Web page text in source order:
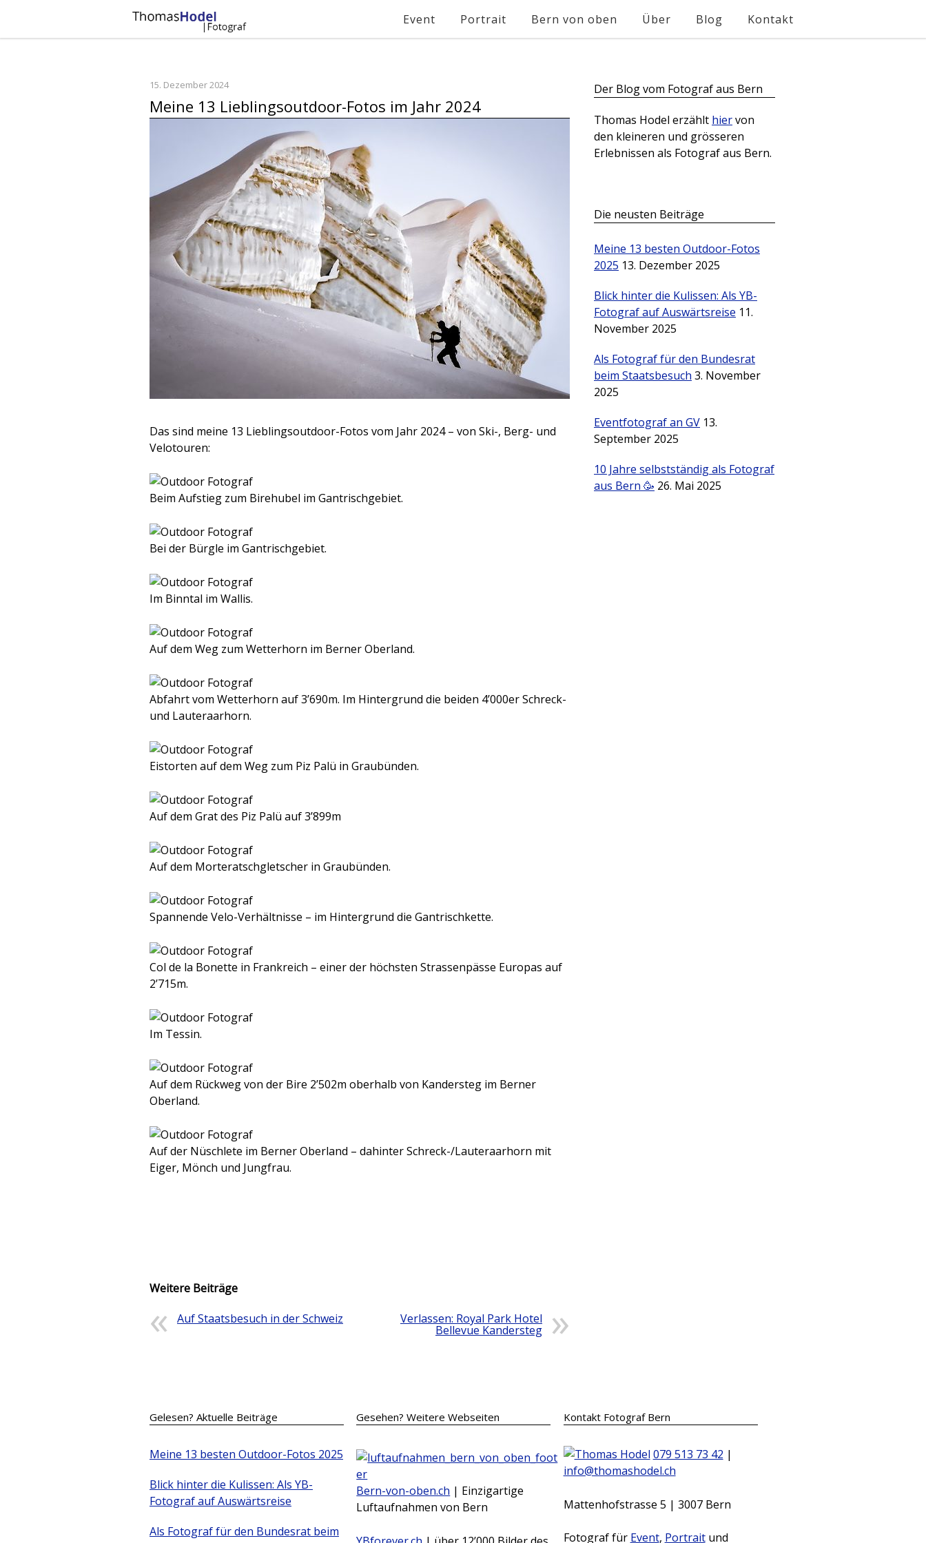
Event Portrait Bern von oben Über Blog Kontakt
15. Dezember 2024
Meine 13 Lieblingsoutdoor-Fotos im Jahr 2024
Das sind meine 13 Lieblingsoutdoor-Fotos vom Jahr 2024 – von Ski-, Berg- und
Velotouren:
Beim Aufstieg zum Birehubel im Gantrischgebiet.
Bei der Bürgle im Gantrischgebiet.
Im Binntal im Wallis.
Auf dem Weg zum Wetterhorn im Berner Oberland.
Abfahrt vom Wetterhorn auf 3’690m. Im Hintergrund die beiden 4’000er Schreck-
und Lauteraarhorn.
Eistorten auf dem Weg zum Piz Palü in Graubünden.
Auf dem Grat des Piz Palü auf 3’899m
Auf dem Morteratschgletscher in Graubünden.
Spannende Velo-Verhältnisse – im Hintergrund die Gantrischkette.
Col de la Bonette in Frankreich – einer der höchsten Strassenpässe Europas auf
2’715m.
Im Tessin.
Auf dem Rückweg von der Bire 2’502m oberhalb von Kandersteg im Berner
Oberland.
Auf der Nüschlete im Berner Oberland – dahinter Schreck-/Lauteraarhorn mit
Eiger, Mönch und Jungfrau.
Weitere Beiträge
Auf Staatsbesuch in der Schweiz
Verlassen: Royal Park Hotel
Bellevue Kandersteg
Der Blog vom Fotograf aus Bern
Thomas Hodel erzählt hiervon
den kleineren und grösseren
Erlebnissen als Fotograf aus Bern.
Die neusten Beiträge
Meine 13 besten Outdoor-Fotos
2025 13. Dezember 2025
Blick hinter die Kulissen: Als YB-
Fotograf auf Auswärtsreise 11.
November 2025
Als Fotograf für den Bundesrat
beim Staatsbesuch 3. November
2025
Eventfotograf an GV 13.
September 2025
10 Jahre selbstständig als Fotograf
aus Bern 🥳 26. Mai 2025
Gelesen? Aktuelle Beiträge
Meine 13 besten Outdoor-Fotos 2025
Blick hinter die Kulissen: Als YB-
Fotograf auf Auswärtsreise
Als Fotograf für den Bundesrat beim
Gesehen? Weitere Webseiten
Bern-von-oben.ch | Einzigartige
Luftaufnahmen von Bern
Kontakt Fotograf Bern
079 513 73 42 |
info@thomashodel.ch
Mattenhofstrasse 5 | 3007 Bern
Fotograf für Event, Portraitund